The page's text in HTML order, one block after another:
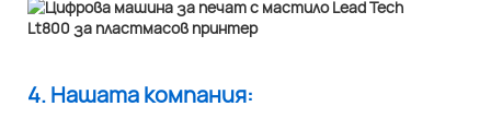
4. Нашата компания: